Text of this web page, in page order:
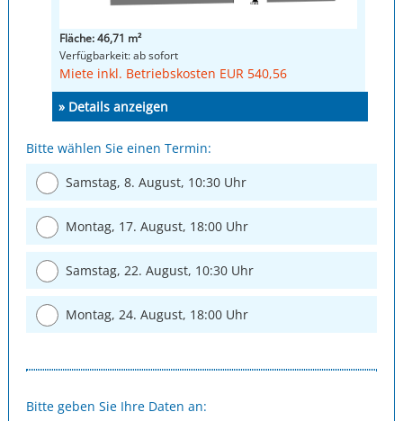
Fläche: 46,71 m²
Verfügbarkeit: ab sofort
Miete inkl. Betriebskosten EUR 540,56
» Details anzeigen
Bitte wählen Sie einen Termin:
Samstag, 8. August, 10:30 Uhr
Montag, 17. August, 18:00 Uhr
Samstag, 22. August, 10:30 Uhr
Montag, 24. August, 18:00 Uhr
Bitte geben Sie Ihre Daten an: